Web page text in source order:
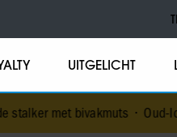
UITGELICHT
•Oud-Idols collega’s